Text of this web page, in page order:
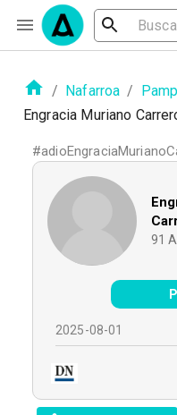
/ Nafarroa /
Engracia Muriano
#
91
2025-08-01